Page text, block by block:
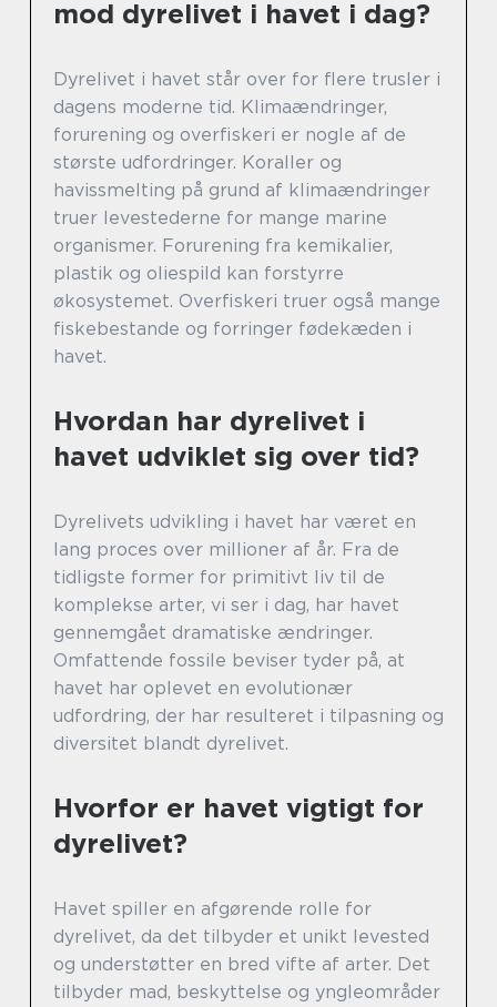
mod dyrelivet i havet i dag?
Dyrelivet i havet står over for flere trusler i
dagens moderne tid. Klimaændringer,
forurening og overfiskeri er nogle af de
største udfordringer. Koraller og
havissmelting på grund af klimaændringer
truer levestederne for mange marine
organismer. Forurening fra kemikalier,
plastik og oliespild kan forstyrre
økosystemet. Overfiskeri truer også mange
fiskebestande og forringer fødekæden i
havet.
Hvordan har dyrelivet i
havet udviklet sig over tid?
Dyrelivets udvikling i havet har været en
lang proces over millioner af år. Fra de
tidligste former for primitivt liv til de
komplekse arter, vi ser i dag, har havet
gennemgået dramatiske ændringer.
Omfattende fossile beviser tyder på, at
havet har oplevet en evolutionær
udfordring, der har resulteret i tilpasning og
diversitet blandt dyrelivet.
Hvorfor er havet vigtigt for
dyrelivet?
Havet spiller en afgørende rolle for
dyrelivet, da det tilbyder et unikt levested
og understøtter en bred vifte af arter. Det
tilbyder mad, beskyttelse og yngleområder